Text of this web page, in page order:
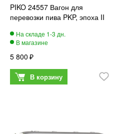
PIKO 24557 Вагон для
перевозки пива PKP, эпоха II
5 800